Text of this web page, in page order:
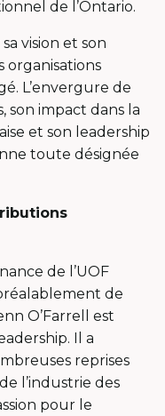
de l’Ontario.
vision et son
organisations
L’envergure de
son impact dans la
et son leadership
toute désignée
de l’UOF
de
O’Farrell est
Il a
reprises
l’industrie des
pour le